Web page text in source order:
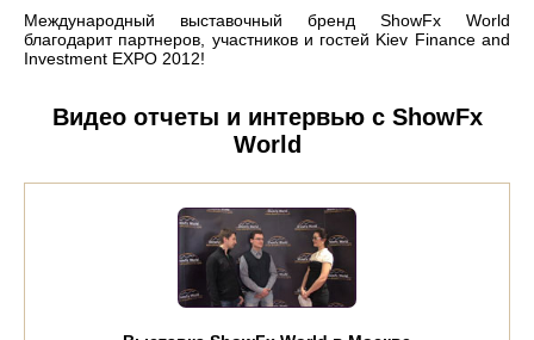
Международный выставочный бренд ShowFx World
благодарит партнеров, участников и гостей Kiev Finance and
Investment EXPO 2012!
Видео отчеты и интервью с ShowFx
World